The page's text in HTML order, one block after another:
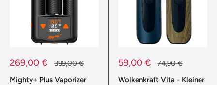
Sonderpreis
269,00 € Normalpreis
399,00 €
Mighty+ Plus Vaporizer
Sonderpreis
59,00 € Normalpreis
74,90 €
Wolkenkraft Vita - Kleiner